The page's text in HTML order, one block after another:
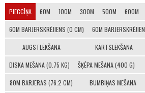
PIECCĪŅA 60M 100M 300M 500M 600M
60M BARJERSKRĒJIENS (0 CM) 60M
AUGSTLĒKŠANA KĀRTSLĒKŠANA
DISKA MEŠANA (0.75 KG) ŠĶĒPA MEŠANA (400 G)
80M BARJERAS (76.2 CM) BUMBIŅAS MEŠANA